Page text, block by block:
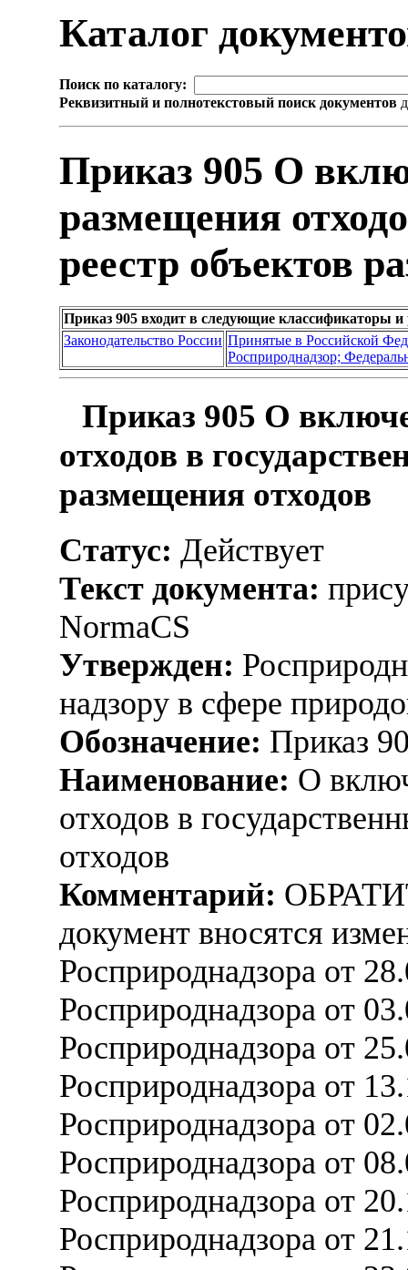
Каталог
Поиск по каталогу:
Реквизитный и полнотекстовый поиск документов
Приказ 905 О
размещения
реестр объектов
Приказ 905 входит в следующие классификаторы и
Законодательство России Принятые в Российской
Росприроднадзор;
Приказ 905 О
отходов в
размещения отходов
Статус: Действует
Текст документа:
NormaCS
Утвержден:
надзору в сфере
Обозначение: Приказ
Наименование: О
отходов в
отходов
Комментарий:
документ вносятся
Росприроднадзора от
Росприроднадзора от
Росприроднадзора от
Росприроднадзора от
Росприроднадзора от
Росприроднадзора от
Росприроднадзора от
Росприроднадзора от